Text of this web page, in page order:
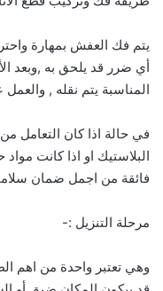
يتم فك العفش بمهارة
أي ضرر قد يلحق به ,وبعد
المناسبة يتم نقله ,
في حالة اذا كان التعامل
البلاستيك او اذا كانت
فائقة من اجمل ضمان
مرحلة التنزيل :-
وهي تعتبر واحدة من اهم